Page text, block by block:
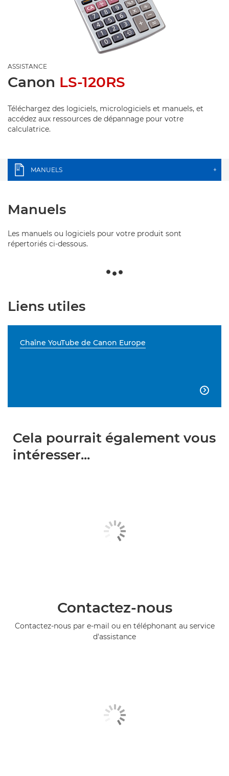
ASSISTANCE
Canon LS-120RS
Téléchargez des logiciels, micrologiciels et manuels, et
accédez aux ressources de dépannage pour votre
calculatrice.
MANUELS +
Manuels
Les manuels ou logiciels pour votre produit sont
répertoriés ci-dessous.
Liens utiles
Chaîne YouTube de Canon Europe

Cela pourrait également vous
intéresser...
Contactez-nous
Contactez-nous par e-mail ou en téléphonant au service
d'assistance